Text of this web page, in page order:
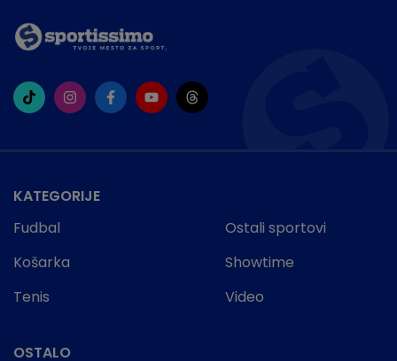
KATEGORIJE
Fudbal
Košarka
Tenis
Ostali sportovi
Showtime
Video
OSTALO